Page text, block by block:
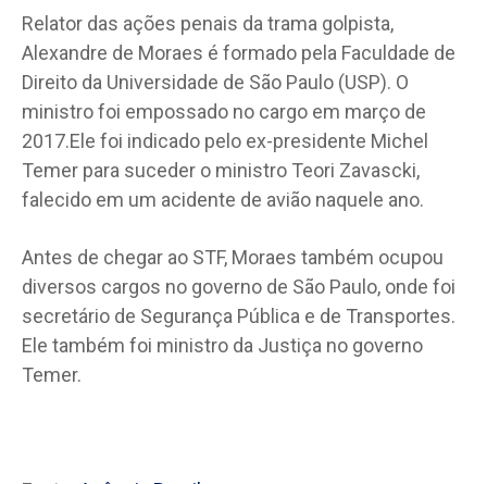
Relator das ações penais da trama golpista,
Alexandre de Moraes é formado pela Faculdade de
Direito da Universidade de São Paulo (USP). O
ministro foi empossado no cargo em março de
2017.Ele foi indicado pelo ex-presidente Michel
Temer para suceder o ministro Teori Zavascki,
falecido em um acidente de avião naquele ano.
Antes de chegar ao STF, Moraes também ocupou
diversos cargos no governo de São Paulo, onde foi
secretário de Segurança Pública e de Transportes.
Ele também foi ministro da Justiça no governo
Temer.